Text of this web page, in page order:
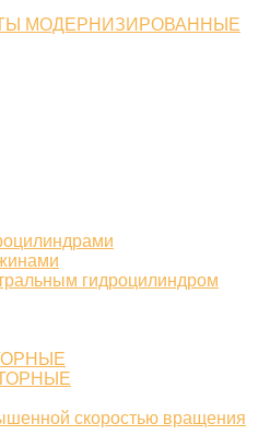
МОДЕРНИЗИРОВАННЫЕ
гидроцилиндром
скоростью вращения